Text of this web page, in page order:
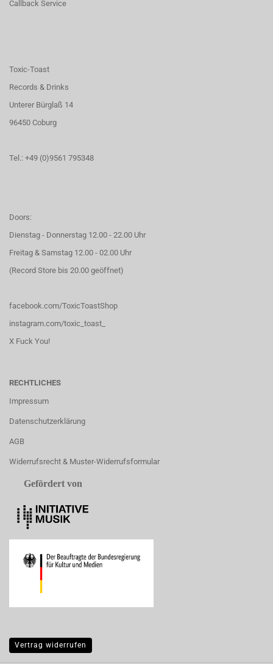
Callback Service
Toxic-Toast
Records & Drinks
Unterer Bürglaß 14
96450 Coburg
Tel.: +49 (0)9561 795348
Doors:
Dienstag - Donnerstag 12.00 - 22.00 Uhr
Freitag & Samstag 12.00 - 02.00 Uhr
(Record Store bis 20.00 geöffnet)
facebook.com/ToxicToastShop
instagram.com/toxic_toast_
X Fuck You!
RECHTLICHES
Impressum
Datenschutzerklärung
AGB
Widerrufsrecht & Muster-Widerrufsformular
Gefördert von
Vertrag widerrufen